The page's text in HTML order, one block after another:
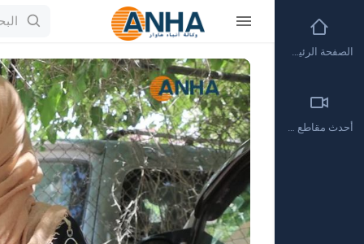
Video
Player
الصفحة الرئيسية
أحدث مقاطع الفيديو